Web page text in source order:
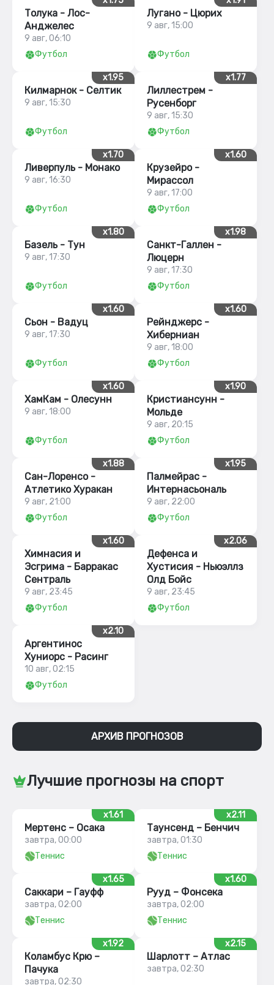
Толука - Лос-
Анджелес
9 авг, 06:10
Футбол
Лугано - Цюрих
9 авг, 15:00
Футбол
x1.95
Килмарнок - Селтик
9 авг, 15:30
Футбол
x1.77
Лиллестрем -
Русенборг
9 авг, 15:30
Футбол
x1.70
Ливерпуль - Монако
9 авг, 16:30
Футбол
x1.60
Крузейро -
Мирассол
9 авг, 17:00
Футбол
x1.80
Базель - Тун
9 авг, 17:30
Футбол
x1.98
Санкт-Галлен -
Люцерн
9 авг, 17:30
Футбол
x1.60
Сьон - Вадуц
9 авг, 17:30
Футбол
x1.60
Рейнджерс -
Хиберниан
9 авг, 18:00
Футбол
x1.60
ХамКам - Олесунн
9 авг, 18:00
Футбол
x1.90
Кристиансунн -
Мольде
9 авг, 20:15
Футбол
x1.88
Сан-Лоренсо -
Атлетико Хуракан
9 авг, 21:00
Футбол
x1.95
Палмейрас -
Интернасьональ
9 авг, 22:00
Футбол
x1.60
Химнасия и
Эсгрима - Барракас
Сентраль
9 авг, 23:45
Футбол
x2.06
Дефенса и
Хустисия - Ньюэллз
Олд Бойс
9 авг, 23:45
Футбол
x2.10
Аргентинос
Хуниорс - Расинг
10 авг, 02:15
Футбол
АРХИВ ПРОГНОЗОВ
Лучшие прогнозы на спорт
x1.61
Мертенс – Осака
завтра, 00:00
Теннис
x2.11
Таунсенд – Бенчич
завтра, 01:30
Теннис
x1.65
Саккари – Гауфф
завтра, 02:00
Теннис
x1.60
Рууд – Фонсека
завтра, 02:00
Теннис
x1.92
Коламбус Крю –
Пачука
завтра, 02:30
x2.15
Шарлотт – Атлас
завтра, 02:30